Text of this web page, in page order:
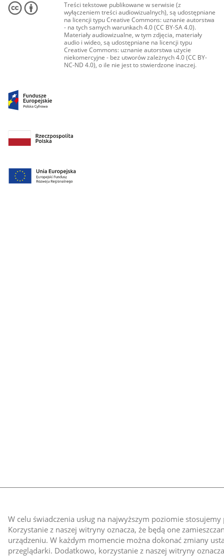
W celu świadczenia usług na najwyższym poziomie
Korzystanie z naszej witryny oznacza, że będą one
urządzeniu. W każdym momencie można dokonać zmiany
przeglądarki. Dodatkowo, korzystanie z naszej witryny
Treści tekstowe publikowane w serwisie (z
wyłączeniem treści audiowizualnych), są udostępniane
na licencji typu Creative Commons: uznanie autorstwa
- na tych samych warunkach 4.0 (CC BY-SA 4.0).
Materiały audiowizualne, w tym zdjęcia, materiały
audio i wideo, są udostępniane na licencji typu
Creative Commons: uznanie autorstwa użycie
niekomercyjne - bez utworów zależnych 4.0 (CC BY-
NC-ND 4.0), o ile nie jest to stwierdzone inaczej.